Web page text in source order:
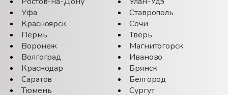
Уфа
Красноярск
Пермь
Воронеж
Волгоград
Краснодар
Саратов
Тюмень
Ставрополь
Сочи
Тверь
Магнитогорск
Иваново
Брянск
Белгород
Сургут